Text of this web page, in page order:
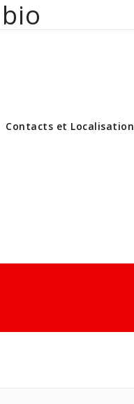
Contacts et Localisation